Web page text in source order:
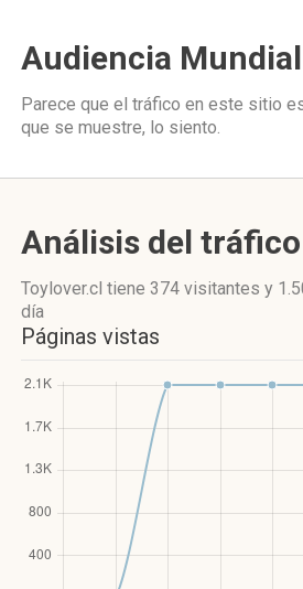
Audiencia Mundial
Parece que el tráfico en este sitio
que se muestre, lo siento.
Análisis del tráfico
Toylover.cl tiene 374 visitantes y
día
Páginas vistas